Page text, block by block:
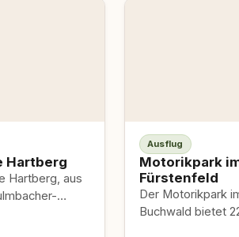
Hartberg
Hartberg, aus
Ausflug
Motorikpark
Fürstenfeld
Der Motorikpark
Buchwald bietet